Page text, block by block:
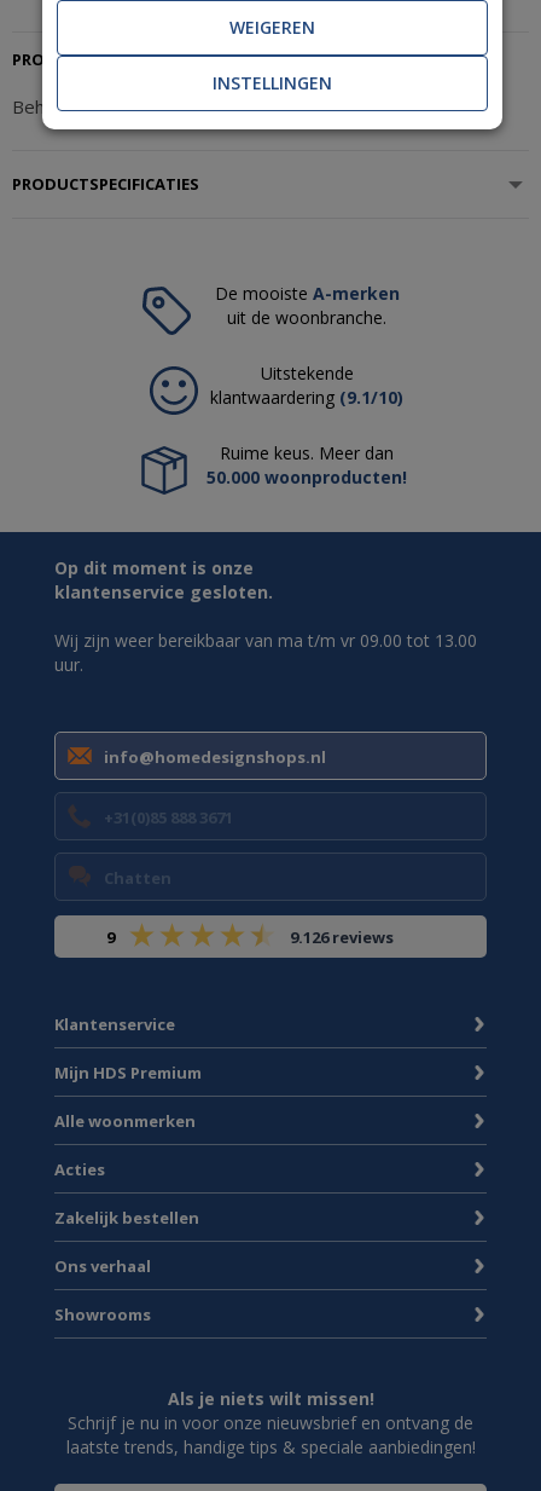
PRODUCTBESCHRIJVING
Behang Arte Khatam Sfumato KHA42
PRODUCTSPECIFICATIES
De mooiste A-merken
uit de woonbranche.
Uitstekende
klantwaardering (9.1/10)
Ruime keus. Meer dan
50.000 woonproducten!
Op dit moment is onze
klantenservice gesloten.
Wij zijn weer bereikbaar van ma t/m vr 09.00 tot 13.00
uur.
info@homedesignshops.nl
+31(0)85 888 3671
Chatten
9 9.126 reviews
Klantenservice
Mijn HDS Premium
Alle woonmerken
Acties
Zakelijk bestellen
Ons verhaal
Showrooms
Als je niets wilt missen!
Schrijf je nu in voor onze nieuwsbrief en ontvang de
laatste trends, handige tips & speciale aanbiedingen!
WEIGEREN
INSTELLINGEN